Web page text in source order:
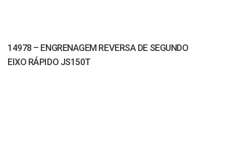
14978 – ENGRENAGEM REVERSA DE SEGUNDO
EIXO RÁPIDO JS150T